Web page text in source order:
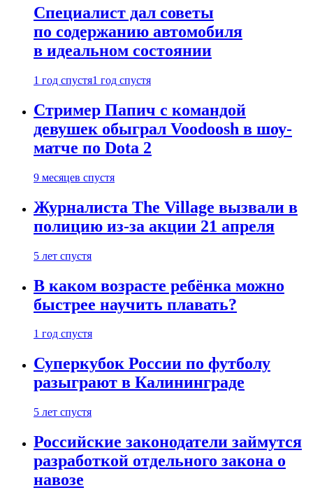
Специалист дал советы
по содержанию автомобиля
в идеальном состоянии
1 год спустя1 год спустя
Стример Папич с командой
девушек обыграл Voodoosh в шоу-
матче по Dota 2
9 месяцев спустя
Журналиста The Village вызвали в
полицию из-за акции 21 апреля
5 лет спустя
В каком возрасте ребёнка можно
быстрее научить плавать?
1 год спустя
Суперкубок России по футболу
разыграют в Калининграде
5 лет спустя
Российские законодатели займутся
разработкой отдельного закона о
навозе